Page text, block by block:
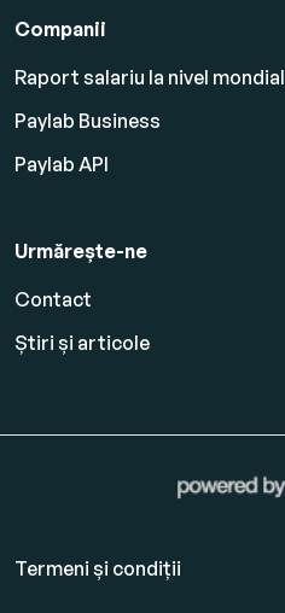
Companii
Raport salariu la nivel mondial
Paylab Business
Paylab API
Urmărește-ne
Contact
Știri și articole
Termeni și condiții